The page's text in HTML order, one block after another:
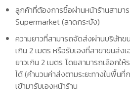
ลูกค้าที่ต้องการซื้อผ่านหน้าร้านสามา
Supermarket (ลาดกระบัง)
ความยาวที่สามารถจัดส่งผ่านบริษัท
เกิน 2 เมตร หรือรับเองที่สาขาขนส่
ยาวเกิน 2 เมตร โดยสามารถเลือก
ได้ (คำนวนค่าส่งตามระยะทางในพื้น
เข้ามารับเองหน้าร้าน